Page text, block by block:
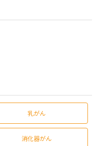
乳がん
消化器がん